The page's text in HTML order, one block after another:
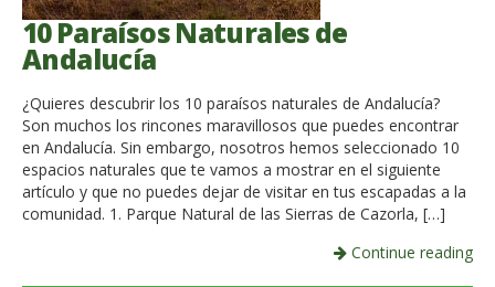
10 Paraísos Naturales de
Andalucía
¿Quieres descubrir los 10 paraísos naturales de Andalucía?
Son muchos los rincones maravillosos que puedes encontrar
en Andalucía. Sin embargo, nosotros hemos seleccionado 10
espacios naturales que te vamos a mostrar en el siguiente
artículo y que no puedes dejar de visitar en tus escapadas a la
comunidad. 1. Parque Natural de las Sierras de Cazorla, […]
Continue reading